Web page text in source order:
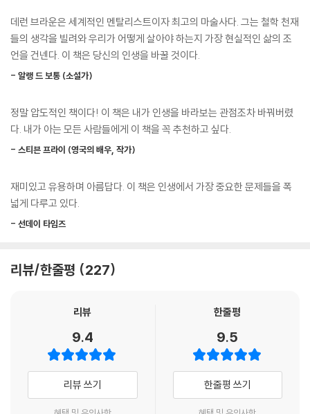
---「결과는 통제할 수 없다」중에서
우리 뇌는 그런 대상에 착 달라붙어 그 이미지를 일인칭 시점으로 우리 자
신에게 보여주며 감 정을 더욱 생생하게 느끼게 한다. 따라서 어떤 기억이
이미지를 방 한구석에 설치된 CCTV로 촬영한 것처럼 떠올 리면 큰 도움
이 된다. 자기 자신이 포함된 장면을 상상하면 그 장면으로 인해 야기되는
감정 에서 한 걸음 물러설 수 있다. 이 거리두기 훈련은 오늘날 심리학자들
이 사용하는 치료 기법 이기도 하다. 자기애 성향이 강한 사람들은 과거의
브로드만 영역 25(Brodmann Area 25)라는 곳이 이런 자기 지향적 관
점과 연관이 있는데, 이 영역이 과도하게 활성화되면 우울증을 겪게 된다.
---「때로는 삼인칭 시점이 필요하다」중에서
도움이 된다면 무 엇이든 될 수 있다. 여기서 한발 더 나아가 구멍이 숭숭
사 누스바움이 제안한 이 접근법은 대단히 유용하다. 우리는 더 이상 다른
들과 함께 편안하고 자유로운 관계를 상상한다. 구멍 뚫린 돌멩이는 힘과
융합을 상징한다. 물(운명과 다른 사람들의 영향)이 우리 사이로 빠져나가
는 동안 우리는 저항할 필요 없이 그 자리에 그대로 머문다.
---「공감과 유대 그리고…」중에서
다고 말한다.
융이 지적했듯 아이가 져야 하는 가장 무거운 짐은 부모가 살지 못한 삶이
방법을 결정하고, 과거부터 지금까지 우리에게 잘못했던 사람들에게 삶의
부모가 살지 못한 삶은 부모가 자식에게 물려주는 ‘이야기 틀’이다. ‘좋은
대학에 가야 한다’ ‘결혼해서 행복하게 살아야 한다’ ‘착하게 살아야 한다’
주변 사람들이 권하는 또 다른 이야기 틀도 마찬가지다.데런 브라운은 이
런 타인의 이야기 틀 때문에 우리가 진짜 자신의 이야기 틀대로 살지 못하
그렇다면 우리가 어떻게 해야 부정적인 감정에서 벗어날 수 있을까? 또 어
답을 도와줄 사람들은 그리스 로마 시대의 철학자들이다.
“가지고 있지 않은 걸 욕망해서 가지고 있는 걸 망치지 마십시오. 지금 가
지고 있는 것도 한 때 당신이 갖고 싶어 했던 거라는 걸 기억해야 합니다.”
(본문 147쪽)
√마르쿠스의 고통을 없애는 법
네가 외적인 일로 고통받는다면, 너에게 고통을 주는 것은 그 외적인 일이
데런 브라운은 세계적인 멘탈리스트이자 최고의 마술사다. 그는 철학 천재
들의 생각을 빌려와 우리가 어떻게 살아야 하는지 가장 현실적인 삶의 조
언을 건넨다. 이 책은 당신의 인생을 바꿀 것이다.
- 알랭 드 보통 (소설가)
정말 압도적인 책이다! 이 책은 내가 인생을 바라보는 관점조차 바꿔버렸
다. 내가 아는 모든 사람들에게 이 책을 꼭 추천하고 싶다.
- 스티븐 프라이 (영국의 배우, 작가)
재미있고 유용하며 아름답다. 이 책은 인생에서 가장 중요한 문제들을 폭
넓게 다루고 있다.
- 선데이 타임즈
리뷰/한줄평 227
리뷰
9.4
리뷰 쓰기
한줄평
9.5
한줄평 쓰기